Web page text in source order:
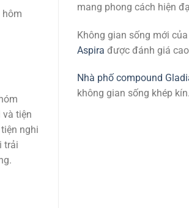
mang phong cách hiện
Không gian sống mới của
Aspira được đánh giá cao
Nhà phố compound
không gian sống khép kín.
hôm
tiện
nghi
trải